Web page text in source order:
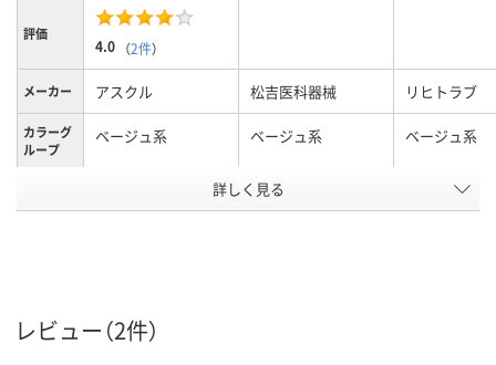
評価
4.0 （2件）
メーカー アスクル 松吉医科器械 リヒトラブ
カラーグ
ループ
ベージュ系 ベージュ系 ベージュ系
20
詳しく見る
レビュー（2件）